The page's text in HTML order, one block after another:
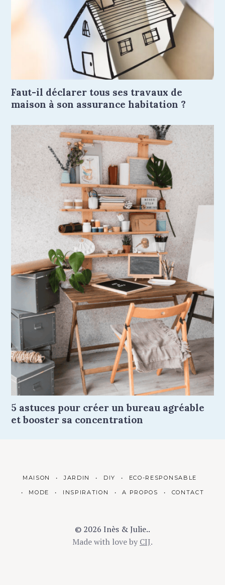
Faut-il déclarer tous ses travaux de
maison à son assurance habitation ?
5 astuces pour créer un bureau agréable
et booster sa concentration
MAISON JARDIN DIY ECO-RESPONSABLE
MODE INSPIRATION A PROPOS CONTACT
© 2026 Inès & Julie..
Made with love by CIJ.